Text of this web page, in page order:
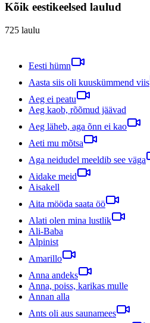
Kõik eestikeelsed laulud
725 laulu
Eesti hümn
Aasta siis oli kuuskümmend viis
Aeg ei peatu
Aeg kaob, rõõmud jäävad
Aeg läheb, aga õnn ei kao
Aeti mu mõtsa
Aga neidudel meeldib see väga
Aidake meid
Aisakell
Aita mööda saata öö
Alati olen mina lustlik
Ali-Baba
Alpinist
Amarillo
Anna andeks
Anna, poiss, karikas mulle
Annan alla
Ants oli aus saunamees